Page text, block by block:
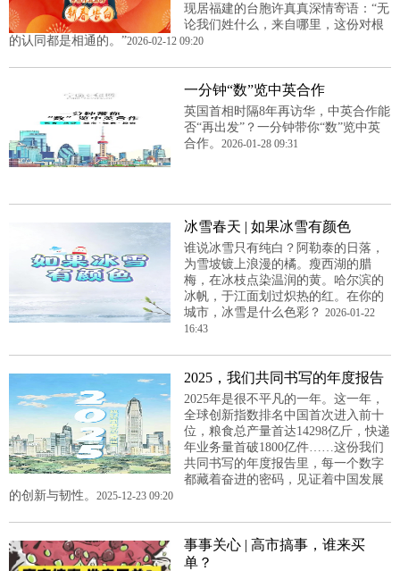
现居福建的台胞许真真深情寄语：“无
论我们姓什么，来自哪里，这份对根
的认同都是相通的。”2026-02-12 09:20
一分钟“数”览中英合作
英国首相时隔8年再访华，中英合作能
否“再出发”？一分钟带你“数”览中英
合作。 2026-01-28 09:31
冰雪春天 | 如果冰雪有颜色
谁说冰雪只有纯白？阿勒泰的日落，
为雪坡镀上浪漫的橘。瘦西湖的腊
梅，在冰枝点染温润的黄。哈尔滨的
冰帆，于江面划过炽热的红。在你的
城市，冰雪是什么色彩？ 2026-01-22
16:43
2025，我们共同书写的年度报告
2025年是很不平凡的一年。这一年，
全球创新指数排名中国首次进入前十
位，粮食总产量首达14298亿斤，快递
年业务量首破1800亿件……这份我们
共同书写的年度报告里，每一个数字
都藏着奋进的密码，见证着中国发展
的创新与韧性。 2025-12-23 09:20
事事关心 | 高市搞事，谁来买
单？